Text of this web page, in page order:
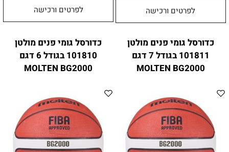
לפרטים ורכישה לפרטים ורכישה
כדורסל גומי פנים מולטן
101811 בגודל 7 דגם
MOLTEN BG2000
כדורסל גומי פנים מולטן
101810 בגודל 6 דגם
MOLTEN BG2000